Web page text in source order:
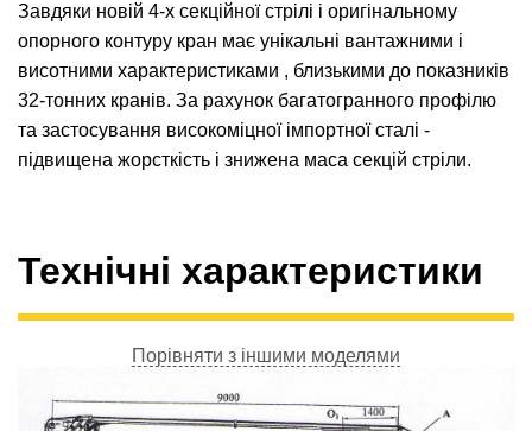
Завдяки новій 4-х секційної стрілі і оригінальному
опорного контуру кран має унікальні вантажними і
висотними характеристиками , близькими до показників
32-тонних кранів. За рахунок багатогранного профілю
та застосування високоміцної імпортної сталі -
підвищена жорсткість і знижена маса секцій стріли.
Технічні характеристики
Порівняти з іншими моделями